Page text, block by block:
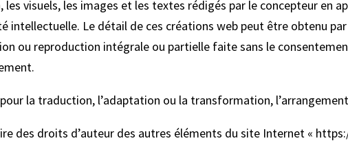
les visuels, les images et les textes rédigés par le concepteur en
intellectuelle. Le détail de ces créations web peut être obtenu
ou reproduction intégrale ou partielle faite sans le
la traduction, l’adaptation ou la transformation,
des droits d’auteur des autres éléments du site Internet «